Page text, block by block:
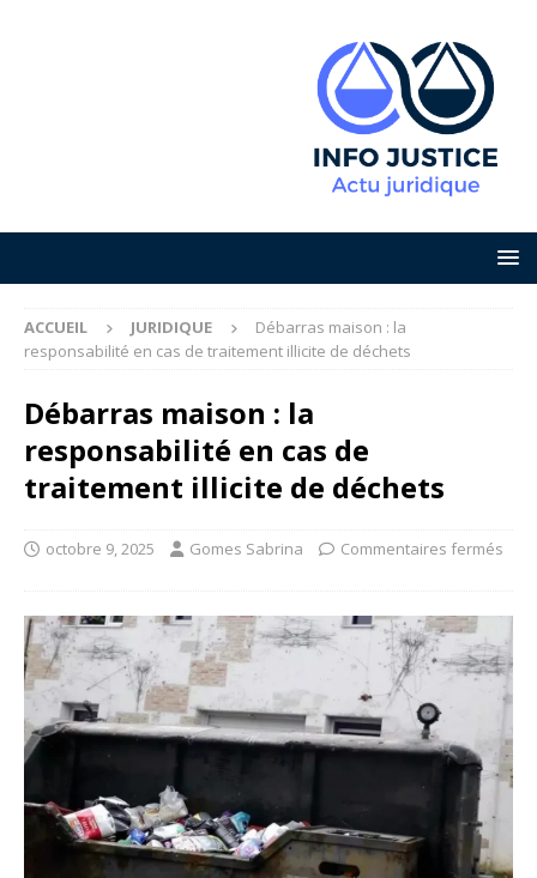
ACCUEIL JURIDIQUE
Débarras maison : la
responsabilité en cas de traitement illicite de déchets
Débarras maison : la
responsabilité en cas de
traitement illicite de déchets
octobre 9, 2025 Gomes Sabrina Commentaires fermés